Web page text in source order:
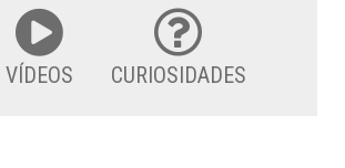
VÍDEOS CURIOSIDADES